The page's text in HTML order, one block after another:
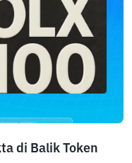
di Balik Token